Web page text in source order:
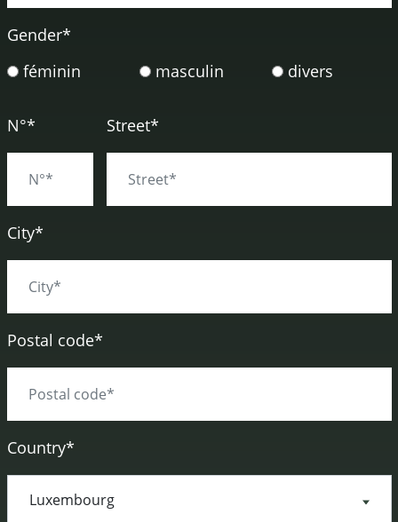
Gender*
féminin
masculin divers
N°* Street*
City*
Postal code*
Country*